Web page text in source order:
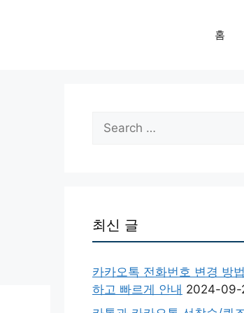
홈
Search
for:
최신 글
카카오톡 전화번호 변경 방
하고 빠르게 안내 2024-09-